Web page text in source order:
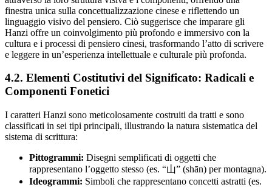
finestra unica sulla concettualizzazione cinese e riflettendo un
linguaggio visivo del pensiero. Ciò suggerisce che imparare gli
Hanzi offre un coinvolgimento più profondo e immersivo con la
cultura e i processi di pensiero cinesi, trasformando l’atto di scrivere
e leggere in un’esperienza intellettuale e culturale più profonda.
4.2. Elementi Costitutivi del Significato: Radicali e
Componenti Fonetici
I caratteri Hanzi sono meticolosamente costruiti da tratti e sono
classificati in sei tipi principali, illustrando la natura sistematica del
sistema di scrittura:
Pittogrammi: Disegni semplificati di oggetti che
rappresentano l’oggetto stesso (es. “山” (shān) per montagna).
Ideogrammi: Simboli che rappresentano concetti astratti (es.